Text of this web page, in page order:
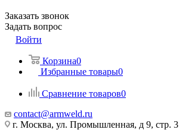
Заказать звонок
Задать вопрос
Войти
Корзина0
Избранные товары0
Сравнение товаров0
contact@armweld.ru
г. Москва, ул. Промышленная, д 9, стр. 3